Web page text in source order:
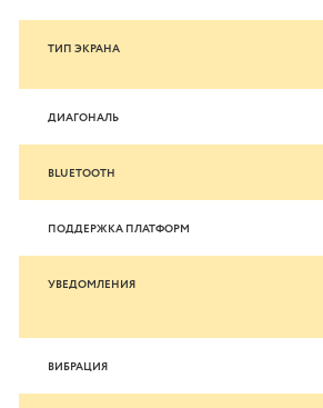
ТИП ЭКРАНА
ДИАГОНАЛЬ
BLUETOOTH
ПОДДЕРЖКА ПЛАТФОРМ
УВЕДОМЛЕНИЯ
ВИБРАЦИЯ